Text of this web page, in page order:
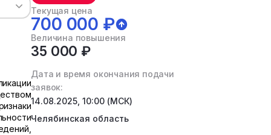
Текущая цена
700 000 ₽
Величина повышения
35 000 ₽
Дата и время окончания подачи
заявок:
14.08.2025, 10:00 (МСК)
Челябинская область